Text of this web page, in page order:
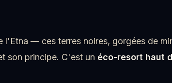
l'Etna — ces terres noires, gorgées de
son principe. C'est un éco-resort haut